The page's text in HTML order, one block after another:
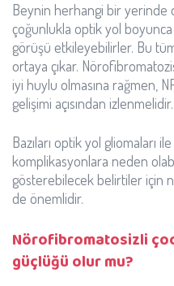
Beynin herhangi bir yerinde
çoğunlukla optik yol
görüşü etkileyebilirler. Bu
ortaya çıkar.
iyi huylu olmasına rağmen,
gelişimi açısından izlenmelidir.
Bazıları optik yol gliomaları
komplikasyonlara neden
gösterebilecek belirtiler için
de önemlidir.
Nörofibromatosizli
güçlüğü olur mu?